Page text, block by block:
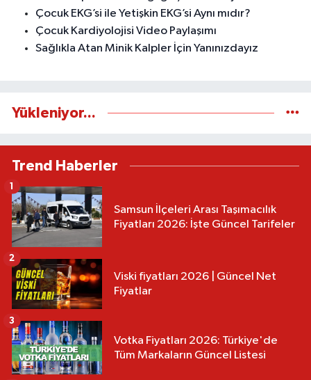
Çocuk EKG’si ile Yetişkin EKG’si Aynı mıdır?
Çocuk Kardiyolojisi Video Paylaşımı
Sağlıkla Atan Minik Kalpler İçin Yanınızdayız
Yükleniyor...
Trend Haberler
Samsun İlçeleri Arası Taşımacılık
Fiyatları 2026: İşte Güncel Tarifeler
1
Viski fiyatları 2026 | Güncel Net
Fiyatlar
2
Votka Fiyatları 2026: Türkiye'de
Tüm Markaların Güncel Listesi
3